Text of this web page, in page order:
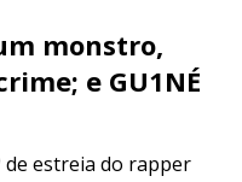
monstro,
e GU1NÉ
de estreia do rapper